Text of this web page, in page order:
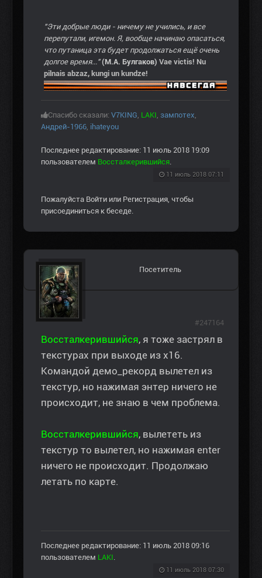
"Эти добрые люди - ничему не учились, и все
перепутали, игемон. Я, вообще начинаю опасаться,
что путаница эта будет продолжаться ещё очень
долгое время..." (М.А. Булгаков) Vae victis! Nu
pilnais abzaz, kungi un kundze!
Спасибо сказали: V7KING LAKI зампотех
Андрей-1966 ihateyou
Последнее редактирование: 11 июль 2018 19:09
пользователем Воссталкерившийся
11 июль 2018 07:11
Пожалуйста Войти или Регистрация , чтобы
присоединиться к беседе.
Посетитель
Воссталкерившийся, я тоже застрял в
текстурах при выходе из х16.
Командой демо_рекорд вылетел из
текстур, но нажимая энтер ничего не
происходит, не знаю в чем проблема.
Воссталкерившийся, вылететь из
текстур то вылетел, но нажимая enter
ничего не происходит. Продолжаю
летать по карте.
Последнее редактирование: 11 июль 2018 09:16
пользователем LAKI
11 июль 2018 07:30
#247164